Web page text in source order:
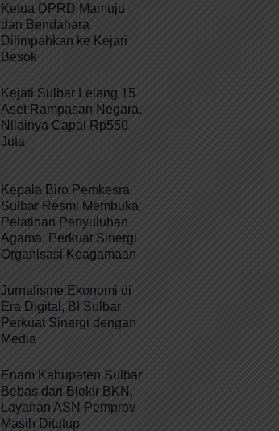
Ketua DPRD Mamuju
dan Bendahara
Dilimpahkan ke Kejari
Besok
Kejati Sulbar Lelang 15
Aset Rampasan Negara,
Nilainya Capai Rp550
Juta
Kepala Biro Pemkesra
Sulbar Resmi Membuka
Pelatihan Penyuluhan
Agama, Perkuat Sinergi
Organisasi Keagamaan
Jurnalisme Ekonomi di
Era Digital, BI Sulbar
Perkuat Sinergi dengan
Media
Enam Kabupaten Sulbar
Bebas dari Blokir BKN,
Layanan ASN Pemprov
Masih Ditutup